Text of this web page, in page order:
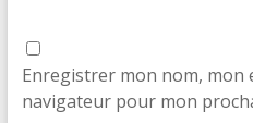
Enregistrer mon nom, mon
navigateur pour mon